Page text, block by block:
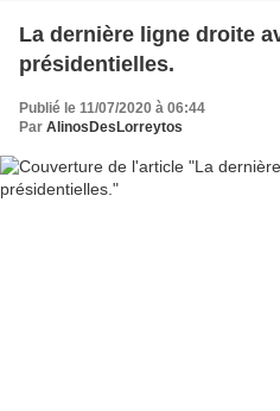
La dernière ligne droite
présidentielles.
Publié le 11/07/2020 à 06:44
Par AlinosDesLorreytos